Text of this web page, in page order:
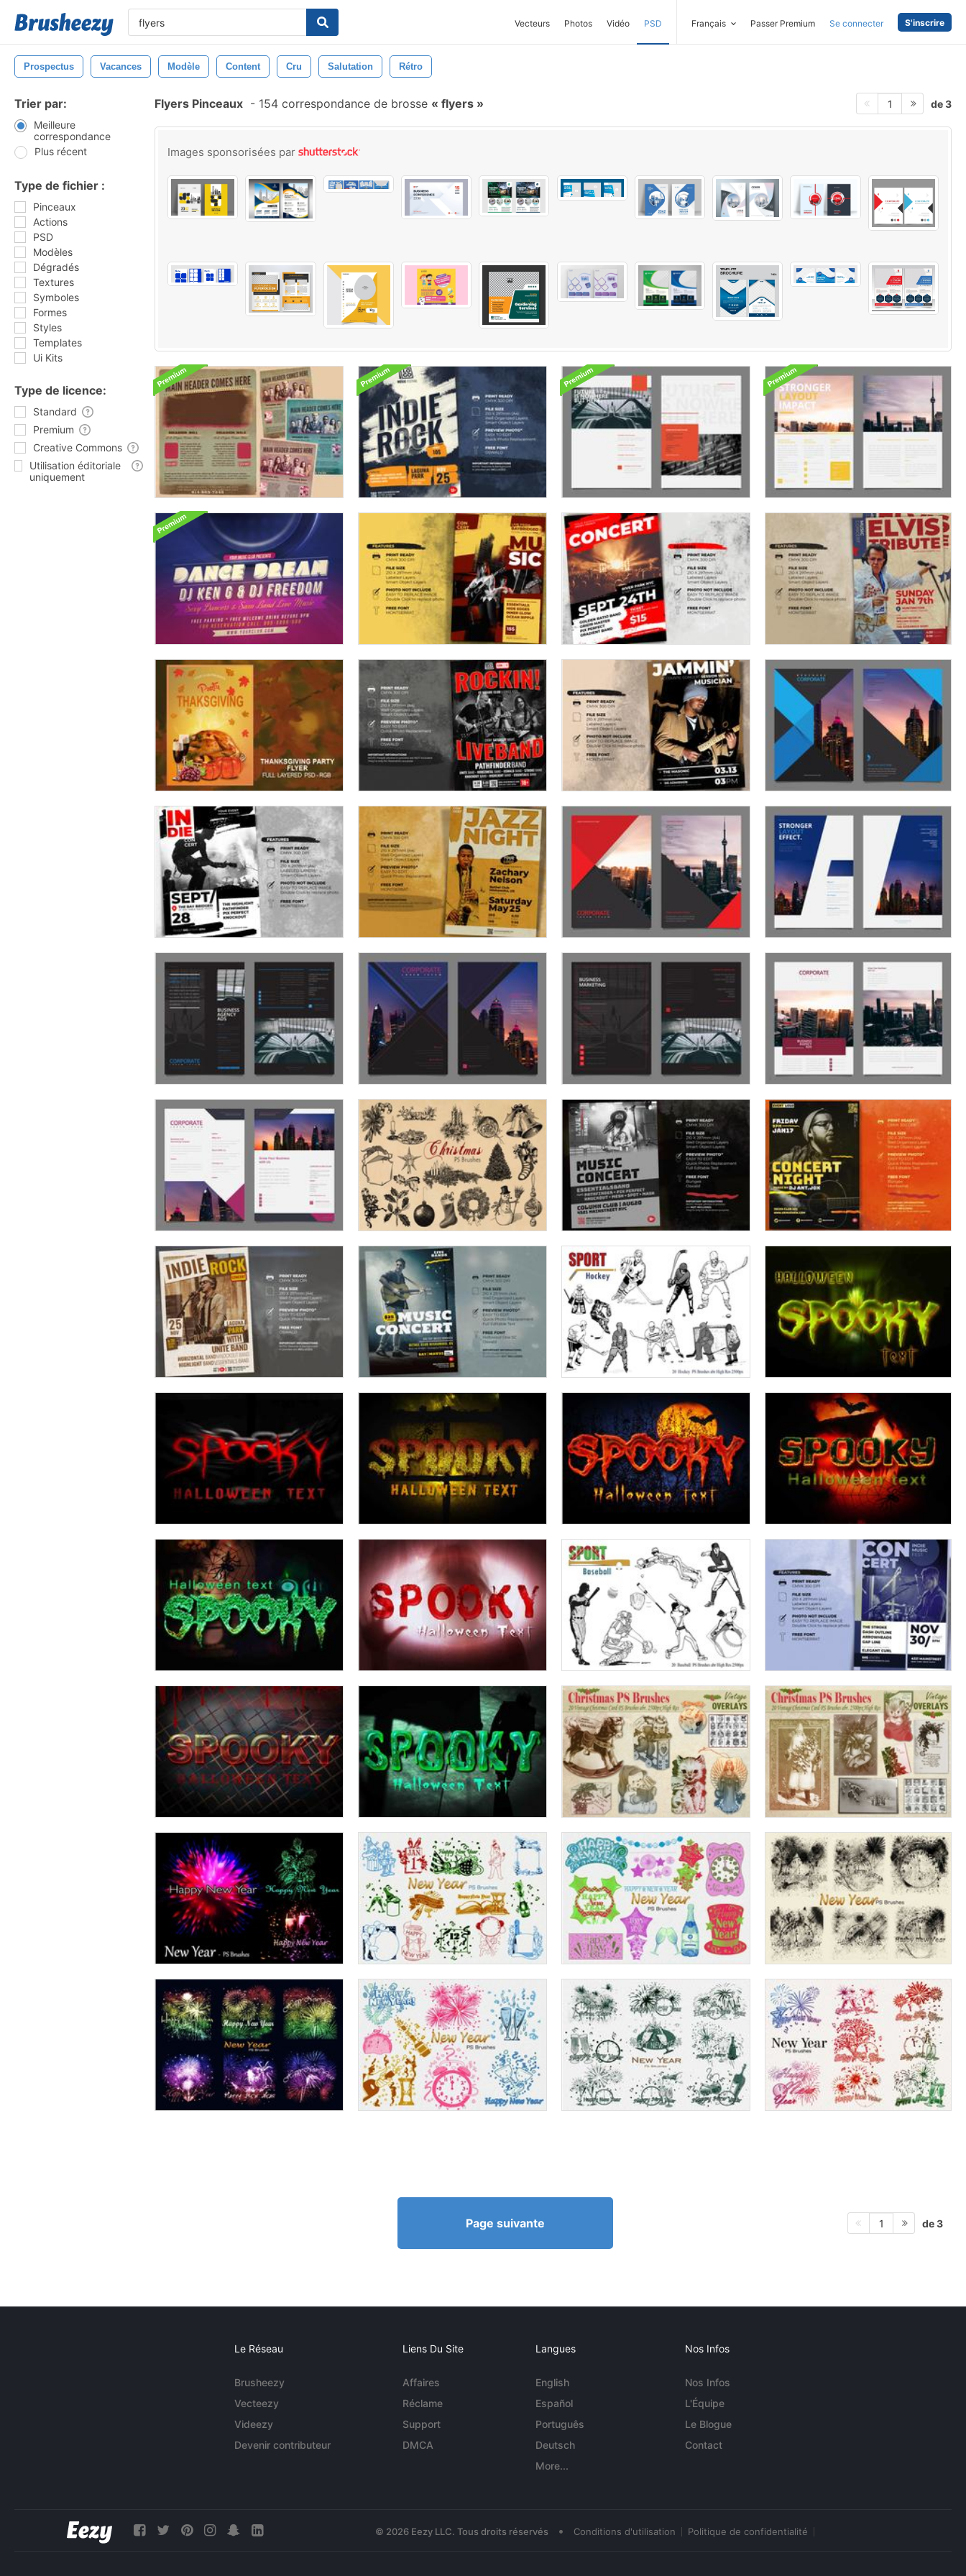
Vecteurs Photos Vidéo PSD Français Passer Premium Se connecter S'inscrire
Prospectus Vacances Modèle Content Cru Salutation Rétro
Trier par:
Meilleure
correspondance
Plus récent
Type de fichier :
Pinceaux
Actions
PSD
Modèles
Dégradés
Textures
Symboles
Formes
Styles
Templates
Ui Kits
Type de licence:
Standard
Premium
Creative Commons
Utilisation éditoriale
uniquement
Flyers Pinceaux - 154 correspondance de brosse flyers 1 de 3
Images sponsorisées par
Page suivante 1 de 3
Le Réseau
Brusheezy
Vecteezy
Videezy
Devenir contributeur
Liens Du Site
Affaires
Réclame
Support
DMCA
Langues
English
Español
Português
Deutsch
More...
Nos Infos
Nos Infos
L'Équipe
Le Blogue
Contact
© 2026 Eezy LLC. Tous droits réservés • Conditions d'utilisation Politique de confidentialité